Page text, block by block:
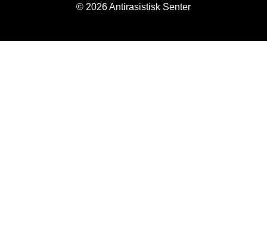
© 2026 Antirasistisk Senter